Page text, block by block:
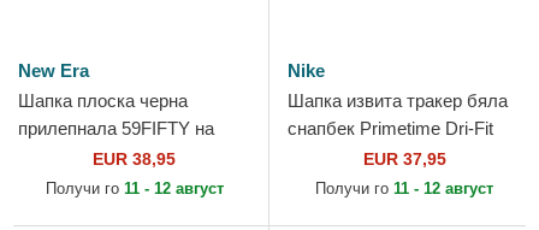
New Era
Шапка плоска черна
прилепнала 59FIFTY на
Chicago White Sox MLB от
New Era
EUR 38,95
Получи го 11 - 12 август
Nike
Шапка извита тракер бяла
снапбек Primetime Dri-Fit
Rise Structured на Chicago
White Sox MLB от Nike
EUR 37,95
Получи го 11 - 12 август